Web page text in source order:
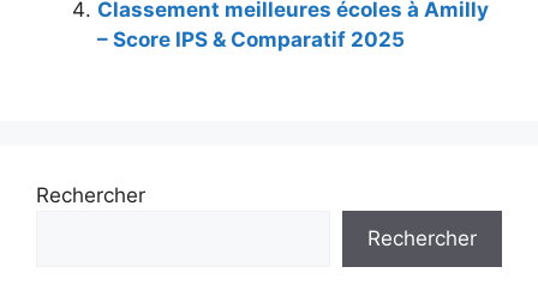
Classement meilleures écoles à Amilly
– Score IPS & Comparatif 2025
Rechercher
Rechercher